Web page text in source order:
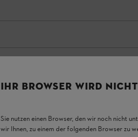
IHR BROWSER WIRD
Sie nutzen einen Browser, den wir noch nicht
wir Ihnen, zu einem der folgenden Browser zu